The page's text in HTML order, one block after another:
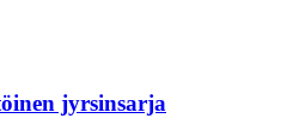
jyrsinsarja